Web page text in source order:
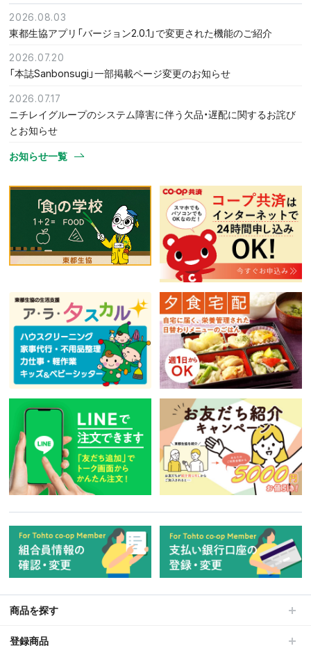
2026.08.03
東都生協アプリ「バージョン2.0.1」で変更された機能のご紹介
2026.07.20
「本誌Sanbonsugi」一部掲載ページ変更のお知らせ
2026.07.17
ニチレイグループのシステム障害に伴う欠品・遅配に関するお詫び
とお知らせ
お知らせ一覧
商品を探す
登録商品